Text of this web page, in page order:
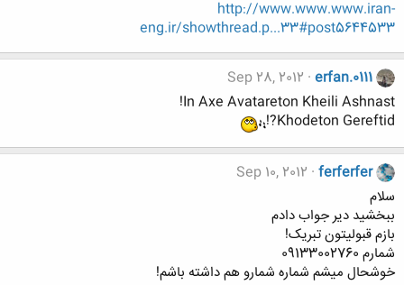
http://www.www.www.iran-
eng.ir/showthread.p...33#post5644533
erfan.0111
Sep 28, 2012
In Axe Avatareton Kheili Ashnast!
Khodeton Gereftid?!
ferferfer
Sep 10, 2012
سلام
ببخشید دیر جواب دادم
بازم قبولیتون تبریک!
شمارم 09133002760
خوشحال میشم شماره شمارو هم داشته باشم!